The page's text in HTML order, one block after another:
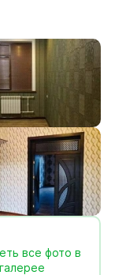
все фото в
галерее